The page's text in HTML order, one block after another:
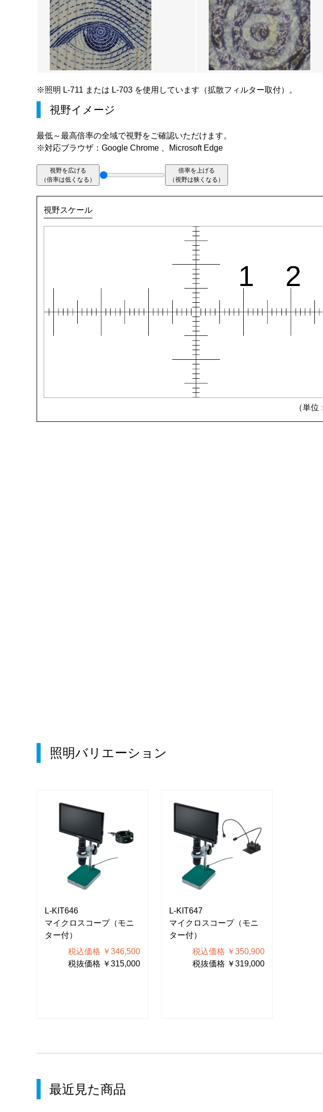
※照明 L-711 または L-703 を使用しています（拡散フィルター取付）。
視野イメージ
最低～最高倍率の全域で視野をご確認いただけます。
※対応ブラウザ：Google Chrome 、Microsoft Edge
視野を広げる
（倍率は低くなる）
倍率を上げる
（視野は狭くなる）
視野スケール
（単位
照明バリエーション
L-KIT646
マイクロスコープ（モニ
ター付）
税込価格 ￥346,500
税抜価格 ￥315,000
L-KIT647
マイクロスコープ（モニ
ター付）
税込価格 ￥350,900
税抜価格 ￥319,000
最近見た商品